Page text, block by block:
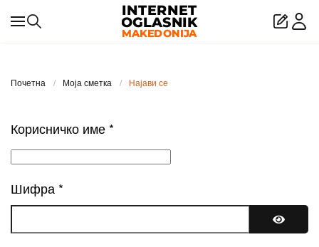
Skip to main content
Почетна Моја сметка Најави се
Корисничко име *
Шифра *